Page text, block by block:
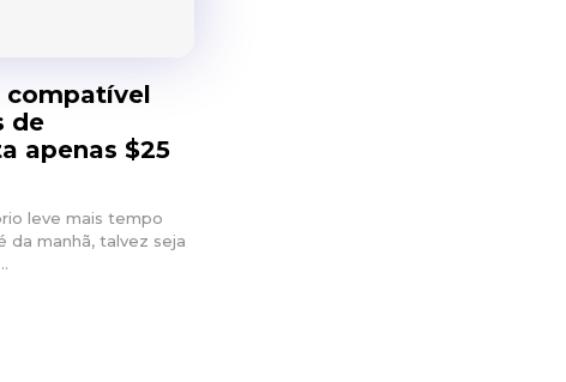
compatível
de
apenas $25
leve mais tempo
da manhã, talvez seja